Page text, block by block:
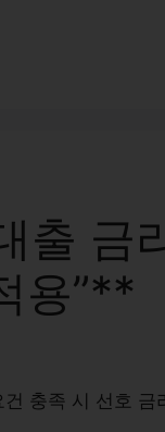
출 금
용”**
충족 시 선호 금